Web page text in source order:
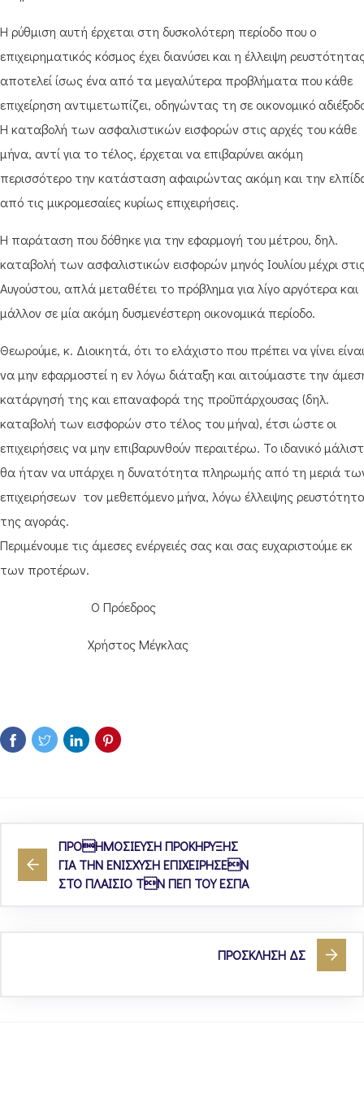
Η ρύθμιση αυτή έρχεται στη δυσκολότερη περίοδο που ο
επιχειρηματικός κόσμος έχει διανύσει και η έλλειψη
αποτελεί ίσως ένα από τα μεγαλύτερα προβλήματα που κάθε
επιχείρηση αντιμετωπίζει, οδηγώντας τη σε οικονομικό
Η καταβολή των ασφαλιστικών εισφορών στις αρχές του κάθε
μήνα, αντί για το τέλος, έρχεται να επιβαρύνει ακόμη
περισσότερο την κατάσταση αφαιρώντας ακόμη και την
από τις μικρομεσαίες κυρίως επιχειρήσεις.
Η παράταση που δόθηκε για την εφαρμογή του μέτρου, δηλ.
καταβολή των ασφαλιστικών εισφορών μηνός Ιουλίου μέχρι
Αυγούστου, απλά μεταθέτει το πρόβλημα για λίγο αργότερα και
μάλλον σε μία ακόμη δυσμενέστερη οικονομικά περίοδο.
Θεωρούμε, κ. Διοικητά, ότι το ελάχιστο που πρέπει να γίνει είναι
να μην εφαρμοστεί η εν λόγω διάταξη και αιτούμαστε την
κατάργησή της και επαναφορά της προϋπάρχουσας (δηλ.
καταβολή των εισφορών στο τέλος του μήνα), έτσι ώστε οι
επιχειρήσεις να μην επιβαρυνθούν περαιτέρω. Το ιδανικό
θα ήταν να υπάρχει η δυνατότητα πληρωμής από τη μεριά
επιχειρήσεων τον μεθεπόμενο μήνα, λόγω έλλειψης
της αγοράς.
Περιμένουμε τις άμεσες ενέργειές σας και σας ευχαριστούμε εκ
των προτέρων.
Ο Πρόεδρος
Χρήστος Μέγκλας
ΠΡΟΗΜΟΣΙΕΥΣΗ ΠΡΟΚΗΡΥΞΗΣ
ΓΙΑ ΤΗΝ ΕΝΙΣΧΥΣΗ ΕΠΙΧΕΙΡΗΣΕΝ
ΣΤΟ ΠΛΑΙΣΙΟ ΤΝ ΠΕΠ ΤΟΥ ΕΣΠΑ
ΠΡΟΣΚΛΗΣΗ ΔΣ